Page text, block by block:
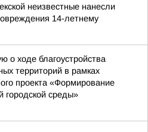
неизвестные нанесли
14-летнему
о ходе благоустройства
территорий в рамках
проекта «Формирование
городской среды»